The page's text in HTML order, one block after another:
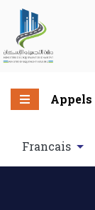
Appels
Francais